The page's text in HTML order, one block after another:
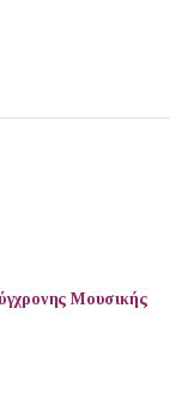
Μουσικής